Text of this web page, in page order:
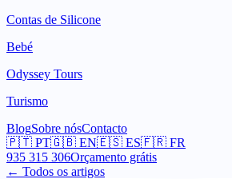
Contas de Silicone
Bebé
Odyssey Tours
Turismo
BlogSobre nósContacto
🇵🇹 PT🇬🇧 EN🇪🇸 ES🇫🇷 FR
935 315 306Orçamento grátis
← Todos os artigos